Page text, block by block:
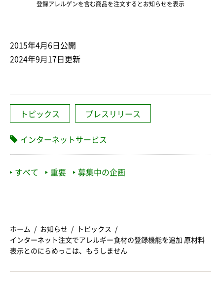
登録アレルゲンを含む商品を注文するとお知らせを表示
2015年4月6日公開
2024年9月17日更新
トピックス プレスリリース
インターネットサービス
すべて 重要 募集中の企画
ホーム お知らせ
トピックス
インターネット注文でアレルギー食材の登録機能を追加 原材料
表示とのにらめっこは、もうしません